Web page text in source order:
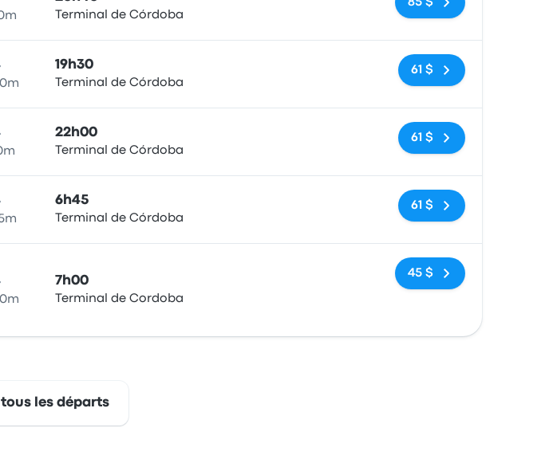
Terminal de Córdoba
85 $
19h30
Terminal de Córdoba
Pas de balises
61 $
22h00
Terminal de Córdoba
Pas de balises
61 $
6h45
Terminal de Córdoba
Pas de balises
61 $
7h00
Terminal de Cordoba
Pas de balises
45 $
les départs